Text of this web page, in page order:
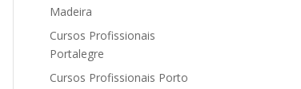
Madeira
Cursos Profissionais
Portalegre
Cursos Profissionais Porto